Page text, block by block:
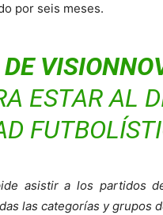
por seis meses.
ESTAR AL
asistir a los partidos
las categorías y grupos